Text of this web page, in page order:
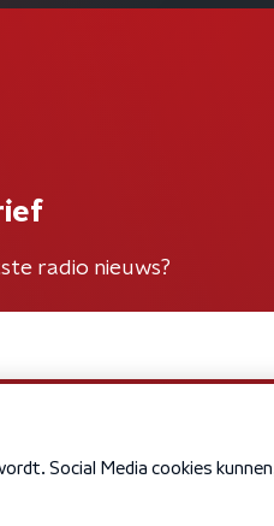
radio nieuws?